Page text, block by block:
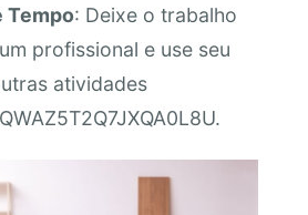
Tempo: Deixe o trabalho
profissional e use seu
atividades